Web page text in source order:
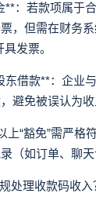
若款项属于合
，但需在财务
发票。
借款**：企业与
避免被误认为收
“豁免”需严格
（如订单、聊天
理收款码收入